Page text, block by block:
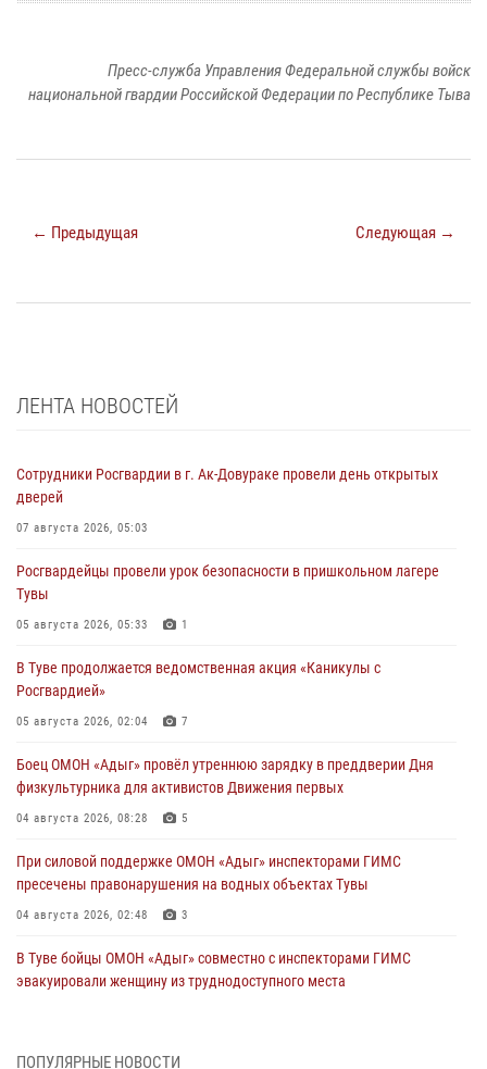
Пресс-служба Управления Федеральной службы войск
национальной гвардии Российской Федерации по Республике Тыва
← Предыдущая Следующая →
ЛЕНТА НОВОСТЕЙ
Сотрудники Росгвардии в г. Ак-Довураке провели день открытых
дверей
07 августа 2026, 05:03
Росгвардейцы провели урок безопасности в пришкольном лагере
Тувы
05 августа 2026, 05:33 1
В Туве продолжается ведомственная акция «Каникулы с
Росгвардией»
05 августа 2026, 02:04 7
Боец ОМОН «Адыг» провёл утреннюю зарядку в преддверии Дня
физкультурника для активистов Движения первых
04 августа 2026, 08:28 5
При силовой поддержке ОМОН «Адыг» инспекторами ГИМС
пресечены правонарушения на водных объектах Тувы
04 августа 2026, 02:48 3
В Туве бойцы ОМОН «Адыг» совместно с инспекторами ГИМС
эвакуировали женщину из труднодоступного места
Росгвардия проверила организацию отдыха детей в детских
ПОПУЛЯРНЫЕ НОВОСТИ